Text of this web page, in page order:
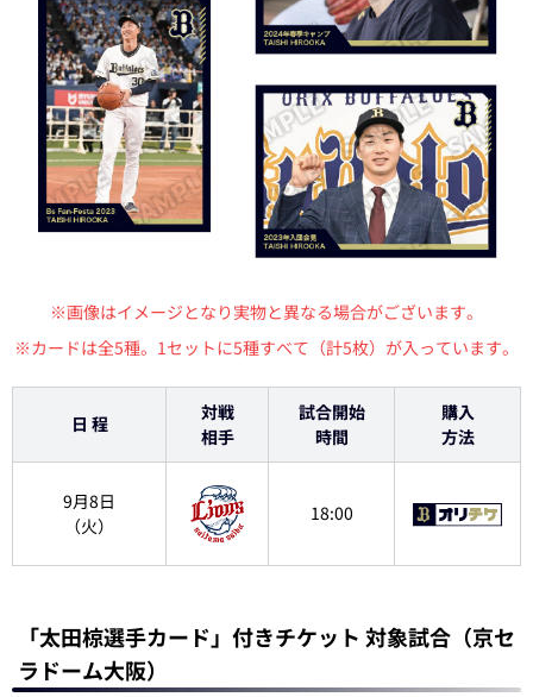
※画像はイメージとなり実物と異なる場合がございます。
※カードは全5種。1セットに5種すべて（計5枚）が入っています。
日 程
対戦
相手
試合開始
時間
購入
方法
9月8日
（火）
18:00
「太田椋選手カード」付きチケット 対象試合（京セ
ラドーム大阪）